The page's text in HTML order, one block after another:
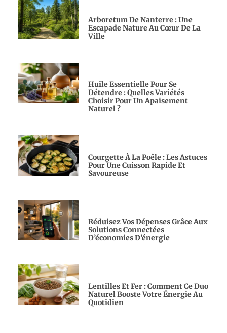
Arboretum De Nanterre : Une
Escapade Nature Au Cœur De La
Ville
Huile Essentielle Pour Se
Détendre : Quelles Variétés
Choisir Pour Un Apaisement
Naturel ?
Courgette À La Poêle : Les Astuces
Pour Une Cuisson Rapide Et
Savoureuse
Réduisez Vos Dépenses Grâce Aux
Solutions Connectées
D’économies D’énergie
Lentilles Et Fer : Comment Ce Duo
Naturel Booste Votre Énergie Au
Quotidien